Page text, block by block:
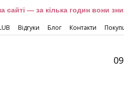
— за кілька годин вони
Відгуки Блог Контакти